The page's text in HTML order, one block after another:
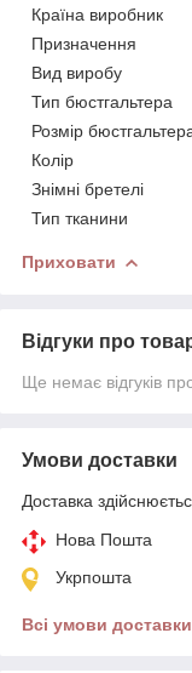
Країна виробник
Призначення
Вид виробу
Тип бюстгальтера
Розмір
Колір
Знімні бретелі
Тип тканини
Приховати
Відгуки про
Ще немає відгуків
Умови доставки
Доставка
Нова Пошта
Укрпошта
Всі умови доставки